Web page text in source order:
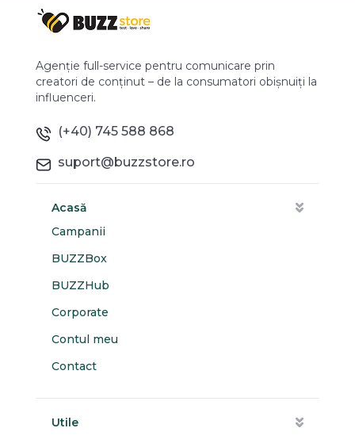
Agenție full-service pentru comunicare prin
creatori de conținut – de la consumatori obișnuiți la
influenceri.
(+40) 745 588 868
suport@buzzstore.ro
Acasă
Campanii
BUZZBox
BUZZHub
Corporate
Contul meu
Contact
Utile